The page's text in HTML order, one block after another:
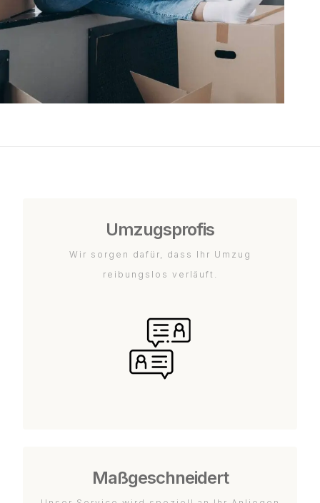
Umzugsprofis
Wir sorgen dafür, dass Ihr Umzug
reibungslos verläuft.
Maßgeschneidert